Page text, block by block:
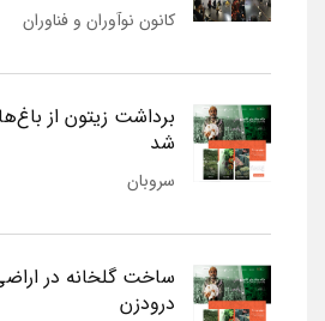
کانون نوآوران و فناوران
برداشت زیتون از
شد
سروبان
ساخت گلخانه در
درودزن